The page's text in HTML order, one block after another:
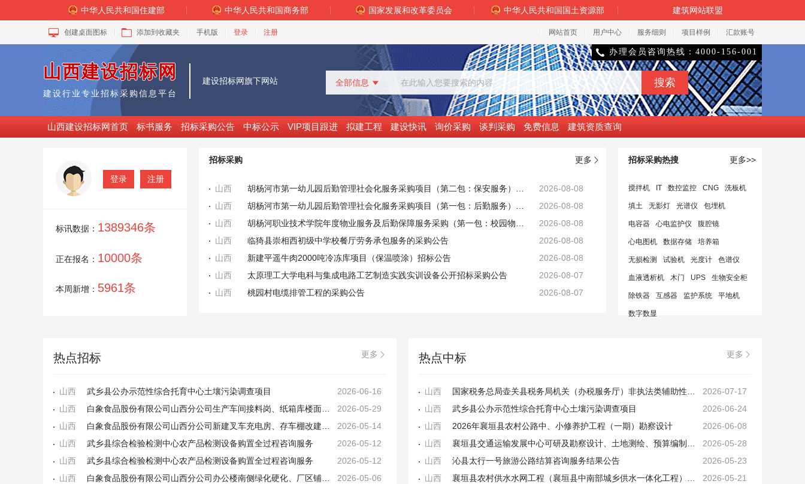
中华人民共和国住建部 中华人民共和国商务部 国家发展和改革委员会 中华人民共和国国土资源部 建筑网站联盟
创建桌面图标 添加到收藏夹 手机版 登录 注册 网站首页 用户中心 服务细则 项目样例 汇款账号
山西建设招标网
建设行业专业招标采购信息平台
建设招标网旗下网站 全部信息 
全部信息
招标采购
中标公示
VIP项目
谈判采购
 办理会员咨询热线：4000-156-001
山西建设招标网首页 标书服务 招标采购公告 中标公示 VIP项目跟进 拟建工程 建设快讯 询价采购 谈判采购 免费信息 建筑资质查询
登录 注册
标讯数据： 1389346条
正在报名： 10000条
本周新增： 5961条
招标采购 更多 
山西
2026-08-08
山西
2026-08-08
山西
2026-08-08
山西
临猗县崇相西初级中学校餐厅劳务承包服务的采购公告
2026-08-08
山西
新建平遥牛肉2000吨冷冻库项目（保温喷涂）招标公告
2026-08-08
山西
太原理工大学电科与集成电路工艺制造实践实训设备公开招标采购公告
2026-08-07
山西
桃园村电缆排管工程的采购公告 2026-08-07
招标采购热搜 更多>>
搅拌机 IT 数控监控 CNG 洗板机
填土 无影灯 光谱仪 包埋机
电容器 心电监护仪 腹腔镜
心电图机 数据存储 培养箱
无损检测 试验机 光度计 色谱仪
血液透析机 木门 UPS 生物安全柜
除铁器 互感器 监护系统 平地机
数字数显
热点招标 更多 
山西 武乡县公办示范性综合托育中心土壤污染调查项目
2026-06-16
山西
2026-05-29
山西
2026-05-14
山西
武乡县综合检验检测中心农产品检测设备购置全过程咨询服务
2026-05-12
山西
武乡县综合检验检测中心农产品检测设备购置全过程咨询服务
2026-05-12
山西
2026-05-06
热点中标 更多 
山西
2026-07-17
山西
武乡县公办示范性综合托育中心土壤污染调查项目
2026-06-24
山西
2026年襄垣县农村公路中、小修养护工程（一期）勘察设计
2026-06-08
山西
2026-05-28
山西
沁县太行一号旅游公路结算咨询服务结果公告
2026-05-23
山西
2026-05-21